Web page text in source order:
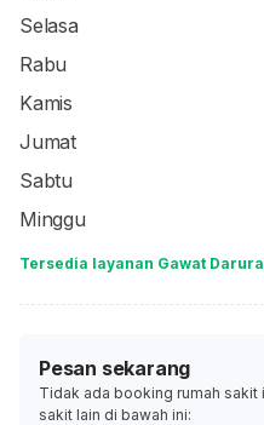
Selasa
Rabu
Kamis
Jumat
Sabtu
Minggu
Tersedia layanan Gawat
Pesan sekarang
Tidak ada booking rumah sakit
sakit lain di bawah ini: